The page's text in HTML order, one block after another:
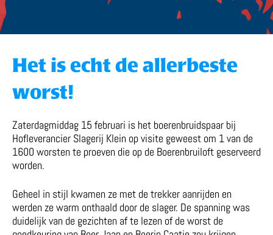
Het is echt de allerbeste
worst!
Zaterdagmiddag 15 februari is het boerenbruidspaar bij
Hofleverancier Slagerij Klein op visite geweest om 1 van de
1600 worsten te proeven die op de Boerenbruiloft geserveerd
worden.
Geheel in stijl kwamen ze met de trekker aanrijden en
werden ze warm onthaald door de slager. De spanning was
duidelijk van de gezichten af te lezen of de worst de